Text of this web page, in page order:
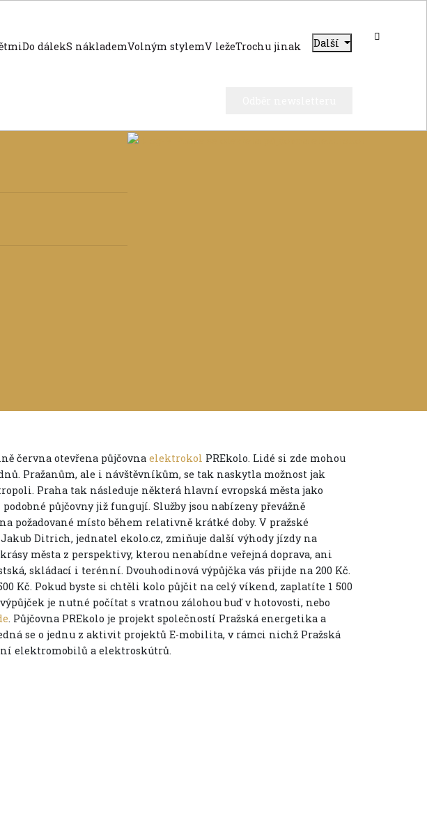
Do dálekS náklademVolným stylemV ležeTrochu jinak Další
června otevřena půjčovna elektrokol PREkolo. Lidé si zde mohou
Pražanům, ale i návštěvníkům, se tak naskytla možnost jak
Praha tak následuje některá hlavní evropská města jako
půjčovny již fungují. Služby jsou nabízeny převážně
místo během relativně krátké doby. V pražské
Ditrich, jednatel ekolo.cz, zmiňuje další výhody jízdy na
města z perspektivy, kterou nenabídne veřejná doprava, ani
skládací i terénní. Dvouhodinová výpůjčka vás přijde na 200 Kč.
Kč. Pokud byste si chtěli kolo půjčit na celý víkend, zaplatíte 1 500
je nutné počítat s vratnou zálohou buď v hotovosti, nebo
. Půjčovna PREkolo je projekt společností Pražská energetika a
se o jednu z aktivit projektů E-mobilita, v rámci nichž Pražská
elektromobilů a elektroskútrů.